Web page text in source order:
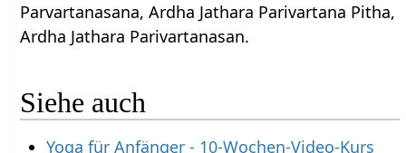
Parvartanasana, Ardha Jathara Parivartana Pitha,
Ardha Jathara Parivartanasan.
Siehe auch
Yoga für Anfänger - 10-Wochen-Video-Kurs